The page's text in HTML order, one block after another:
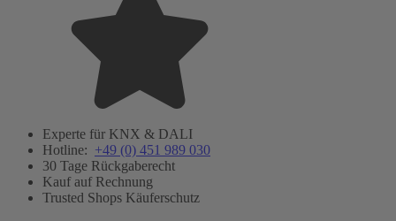
Experte für KNX & DALI
Hotline: +49 (0) 451 989 030
30 Tage Rückgaberecht
Kauf auf Rechnung
Trusted Shops Käuferschutz